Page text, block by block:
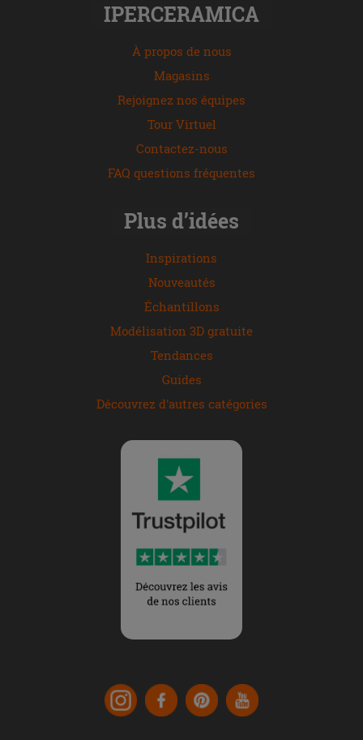
IPERCERAMICA
À propos de nous
Magasins
Rejoignez nos équipes
Tour Virtuel
Contactez-nous
FAQ questions fréquentes
Plus d’idées
Inspirations
Nouveautés
Échantillons
Modélisation 3D gratuite
Tendances
Guides
Découvrez d'autres catégories